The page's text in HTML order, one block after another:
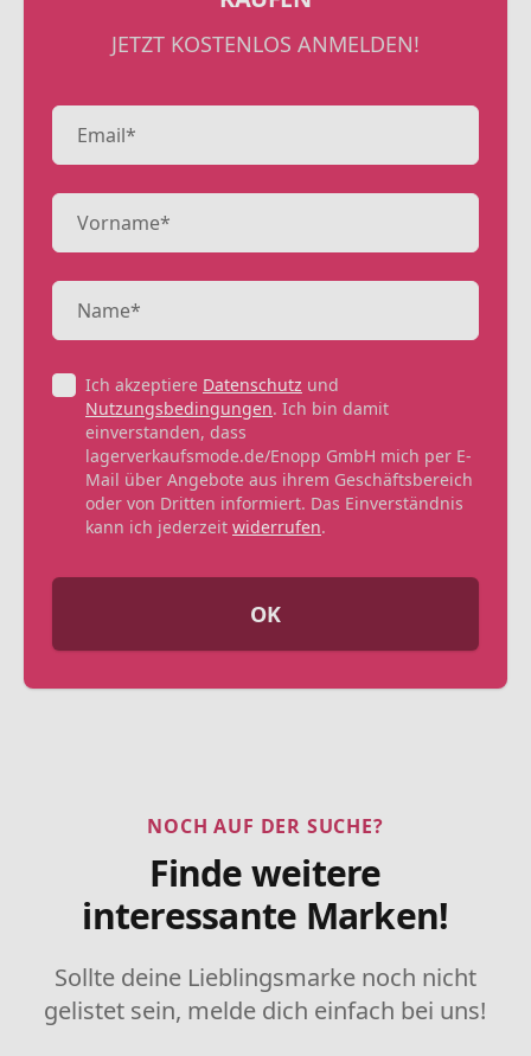
JETZT KOSTENLOS ANMELDEN!
Ich akzeptiere Datenschutz und
Nutzungsbedingungen. Ich bin damit
einverstanden, dass
lagerverkaufsmode.de/Enopp GmbH mich per E-
Mail über Angebote aus ihrem Geschäftsbereich
oder von Dritten informiert. Das Einverständnis
kann ich jederzeit widerrufen.
OK
NOCH AUF DER SUCHE?
Finde weitere
interessante Marken!
Sollte deine Lieblingsmarke noch nicht
gelistet sein, melde dich einfach bei uns!